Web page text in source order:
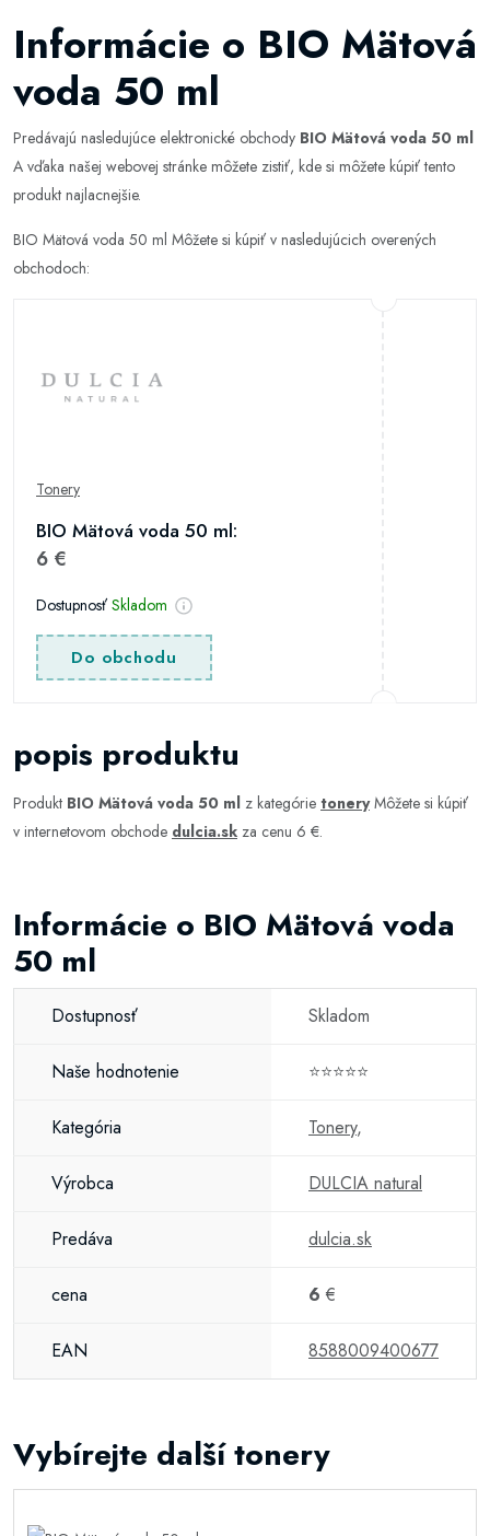
Informácie o BIO Mätová
voda 50 ml
Predávajú nasledujúce elektronické obchody BIO Mätová voda 50 ml
A vďaka našej webovej stránke môžete zistiť, kde si môžete kúpiť tento
produkt najlacnejšie.
BIO Mätová voda 50 ml Môžete si kúpiť v nasledujúcich overených
obchodoch:
Tonery
BIO Mätová voda 50 ml:
6 €
Dostupnosť Skladom
Do obchodu
popis produktu
Produkt BIO Mätová voda 50 ml z kategórie toneryMôžete si kúpiť
v internetovom obchode dulcia.sk za cenu 6 €.
Informácie o BIO Mätová voda
50 ml
Dostupnosť Skladom
Naše hodnotenie ⭐⭐⭐⭐⭐
Kategória Tonery,
Výrobca DULCIA natural
Predáva dulcia.sk
cena 6 €
EAN 8588009400677
Vybírejte další tonery